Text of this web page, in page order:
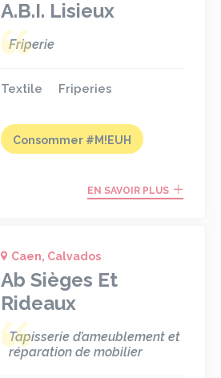
A.B.I. Lisieux
Friperie
Textile Friperies
Consommer #M!EUH
EN SAVOIR PLUS
Caen, Calvados
Ab Sièges Et
Rideaux
Tapisserie d’ameublement et
réparation de mobilier